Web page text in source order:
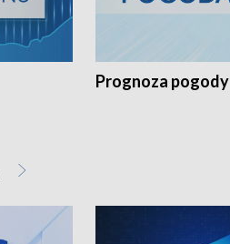
Prognoza pogody